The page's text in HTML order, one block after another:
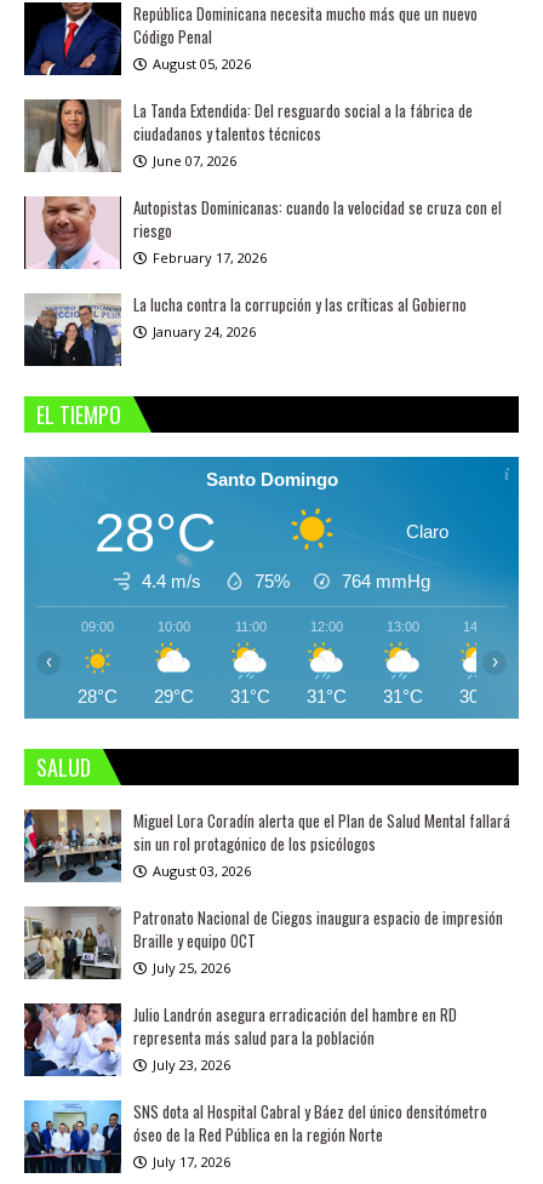
República Dominicana necesita mucho más que un nuevo
Código Penal
August 05, 2026
La Tanda Extendida: Del resguardo social a la fábrica de
ciudadanos y talentos técnicos
June 07, 2026
Autopistas Dominicanas: cuando la velocidad se cruza con el
riesgo
February 17, 2026
La lucha contra la corrupción y las críticas al Gobierno
January 24, 2026
EL TIEMPO
Santo Domingo
28°C Claro
4.4 m/s 75% 764 mmHg
09:00
28°C
10:00
29°C
11:00
31°C
12:00
31°C
13:00
31°C
14:00
30°C
‹ ›
SALUD
Miguel Lora Coradín alerta que el Plan de Salud Mental fallará
sin un rol protagónico de los psicólogos
August 03, 2026
Patronato Nacional de Ciegos inaugura espacio de impresión
Braille y equipo OCT
July 25, 2026
Julio Landrón asegura erradicación del hambre en RD
representa más salud para la población
July 23, 2026
SNS dota al Hospital Cabral y Báez del único densitómetro
óseo de la Red Pública en la región Norte
July 17, 2026